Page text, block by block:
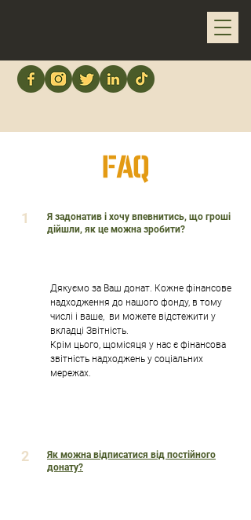
FAQ
Я задонатив і хочу впевнитись, що гроші
дійшли, як це можна зробити?
1
Дякуємо за Ваш донат. Кожне фінансове
надходження до нашого фонду, в тому
числі і ваше, ви можете відстежити у
вкладці Звітність.
Крім цього, щомісяця у нас є фінансова
звітність надходжень у соціальних
мережах.
Як можна відписатися від постійного
донату?
2